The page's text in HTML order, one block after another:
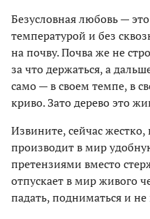
Безусловная любовь —
температурой и без
на почву. Почва же не
за что держаться, а
само — в своем темпе, в
криво. Зато дерево это
Извините, сейчас
производит в мир
претензиями вместо
отпускает в мир живого
падать, подниматься и